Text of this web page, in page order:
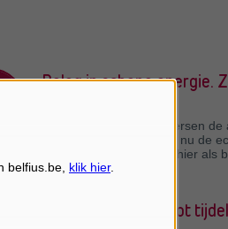
Beleg in schone energie.
De energieprijzen beheersen
brandstoffen stijgt sterk, nu de
duurzaamheid? En hoe hier als
Is de inflatie-opstoot